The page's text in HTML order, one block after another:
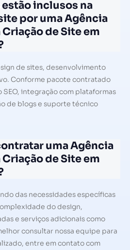
inclusos na
por uma Agência
de Site em
de sites, desenvolvimento
Conforme pacote contratado
integração com plataformas
de blogs e suporte técnico
uma Agência
de Site em
das necessidades específicas
do design,
e serviços adicionais como
consultar nossa equipe para
entre em contato com